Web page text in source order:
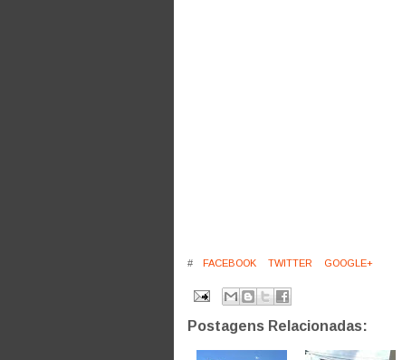
# FACEBOOK TWITTER GOOGLE+
Postagens Relacionadas: